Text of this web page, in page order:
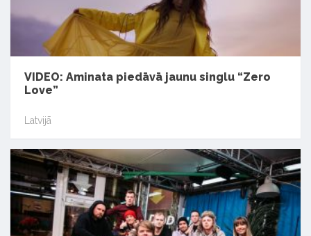
VIDEO: Aminata piedāvā jaunu singlu “Zero
Love”
Latvijā